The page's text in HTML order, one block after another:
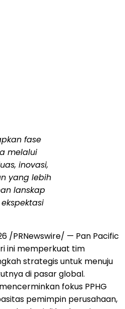
fase
melalui
inovasi,
yang lebih
lanskap
/PRNewswire/ — Pan Pacific
ini memperkuat tim
strategis untuk menuju
di pasar global.
fokus PPHG
pemimpin perusahaan,